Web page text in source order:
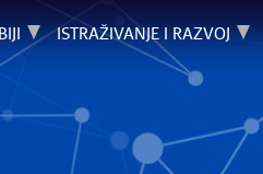
ISTRAŽIVANJE I RAZVOJ